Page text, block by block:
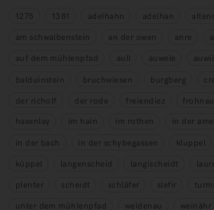
1275 1381 adelhahn adelhan
am schwalbenstein
an der owen anre
auf dem mühlenpfad
aull auwele
balduinstein
bruchwiesen burgberg
der richolf
der rode freiendiez frohnau
hasenlay
im hain im rothen
in der
in der bach
in der schybegassen kluppel
küppel
langenscheid langischeidt
plenter
scheidt schläfer slefir
unter dem mühlenpfad
weidenau weinähr